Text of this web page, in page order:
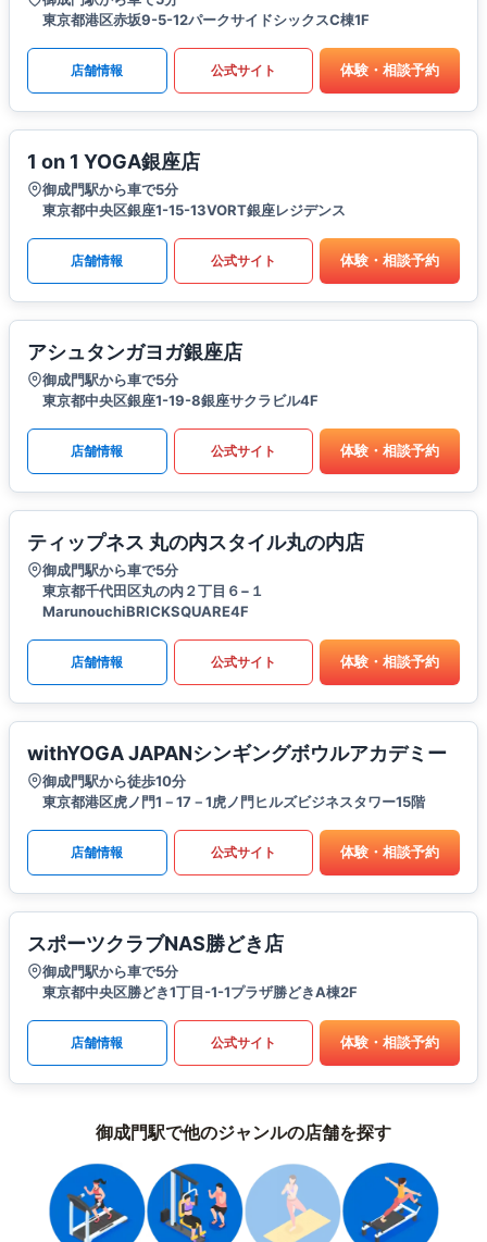
東京都港区赤坂9-5-12パークサイドシックスC棟1F
店舗情報 公式サイト 体験・相談予約
1 on 1 YOGA銀座店
御成門駅から車で5分
東京都中央区銀座1-15-13VORT銀座レジデンス
店舗情報 公式サイト 体験・相談予約
アシュタンガヨガ銀座店
御成門駅から車で5分
東京都中央区銀座1-19-8銀座サクラビル4F
店舗情報 公式サイト 体験・相談予約
ティップネス 丸の内スタイル丸の内店
御成門駅から車で5分
東京都千代田区丸の内２丁目６−１
MarunouchiBRICKSQUARE4F
店舗情報 公式サイト 体験・相談予約
withYOGA JAPANシンギングボウルアカデミー
御成門駅から徒歩10分
東京都港区虎ノ門1－17－1虎ノ門ヒルズビジネスタワー15階
店舗情報 公式サイト 体験・相談予約
スポーツクラブNAS勝どき店
御成門駅から車で5分
東京都中央区勝どき1丁目-1-1プラザ勝どきA棟2F
店舗情報 公式サイト 体験・相談予約
御成門駅で他のジャンルの店舗を探す